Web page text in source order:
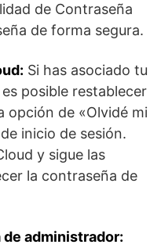
de Contraseña
de forma‍ segura.
Si has asociado tu
posible restablecer​
opción de «Olvidé mi
inicio de sesión.
y sigue las
la contraseña de
de administrador: